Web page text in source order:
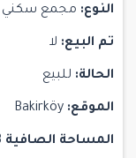
النوع: مجمع سكني
تم البيع:
الحالة:
الموقع: Bakirköy
المساحة الصافية